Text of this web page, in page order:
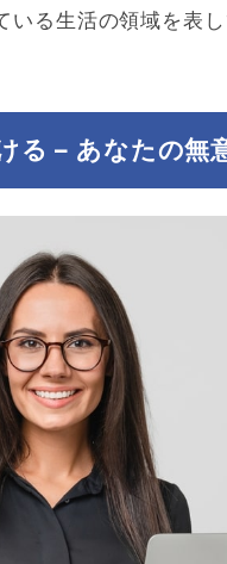
いる生活の領域を表
る – あなたの無